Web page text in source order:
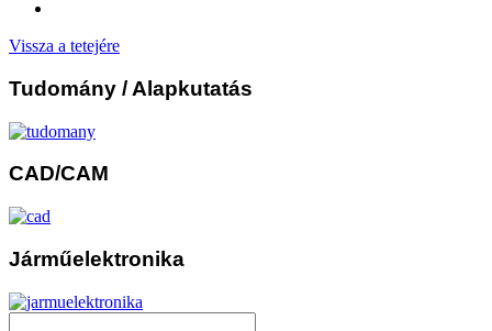
Vissza a tetejére
Tudomány / Alapkutatás
CAD/CAM
Járműelektronika